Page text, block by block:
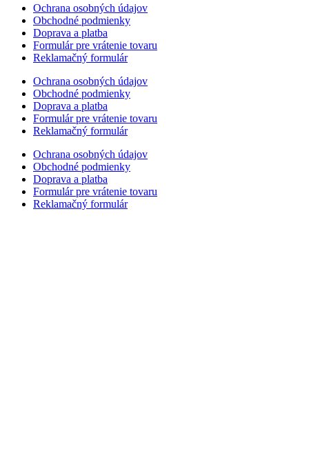
Ochrana osobných údajov
Obchodné podmienky
Doprava a platba
Formulár pre vrátenie tovaru
Reklamačný formulár
Ochrana osobných údajov
Obchodné podmienky
Doprava a platba
Formulár pre vrátenie tovaru
Reklamačný formulár
Ochrana osobných údajov
Obchodné podmienky
Doprava a platba
Formulár pre vrátenie tovaru
Reklamačný formulár